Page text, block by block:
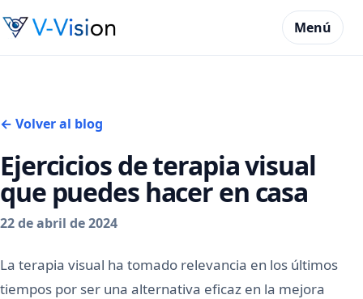
Menú
← Volver al blog
Ejercicios de terapia visual
que puedes hacer en casa
22 de abril de 2024
La terapia visual ha tomado relevancia en los últimos
tiempos por ser una alternativa eficaz en la mejora